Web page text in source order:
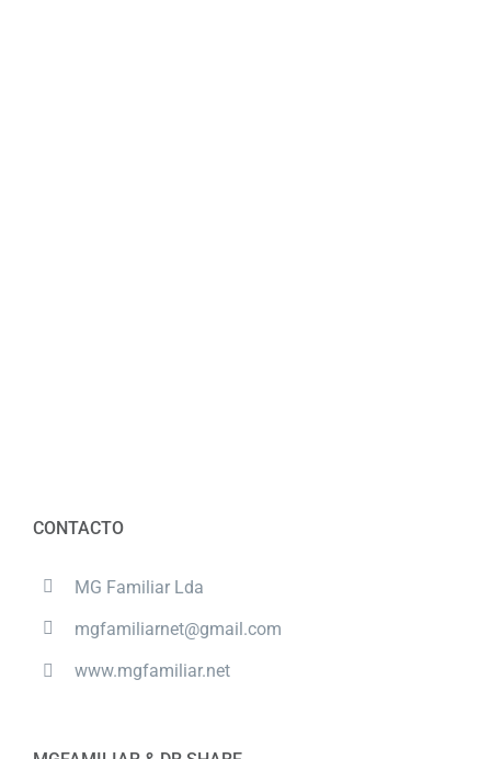
CONTACTO
MG Familiar Lda
mgfamiliarnet@gmail.com
www.mgfamiliar.net